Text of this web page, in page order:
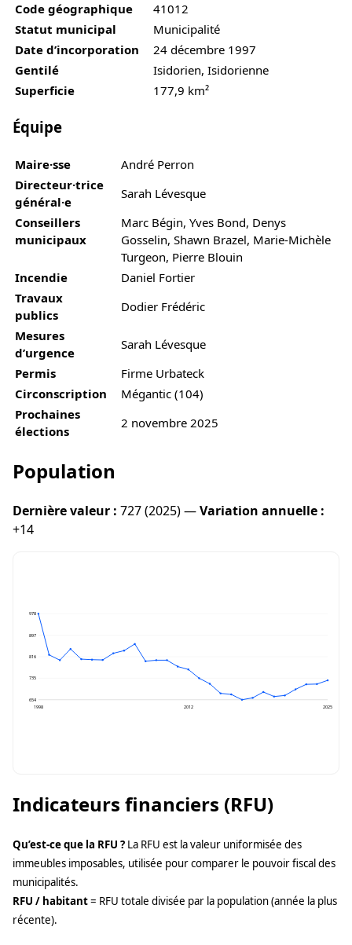
Code géographique
41012
Statut municipal
Municipalité
Date d’incorporation
24 décembre 1997
Gentilé
Isidorien, Isidorienne
Superficie
177,9 km²
Équipe
Maire·sse
André Perron
Directeur·trice
général·e
Sarah Lévesque
Conseillers
municipaux
Marc Bégin, Yves Bond, Denys
Gosselin, Shawn Brazel, Marie-Michèle
Turgeon, Pierre Blouin
Incendie
Daniel Fortier
Travaux
publics
Dodier Frédéric
Mesures
d’urgence
Sarah Lévesque
Permis
Firme Urbateck
Circonscription
Mégantic (104)
Prochaines
élections
2 novembre 2025
Population
Dernière valeur : 727 (2025) —Variation annuelle :
+14
978
897
816
735
654
1998
2012 2025
Indicateurs financiers (RFU)
Qu’est-ce que la RFU ? La RFU est la valeur uniformisée des
immeubles imposables, utilisée pour comparer le pouvoir fiscal des
municipalités.
RFU / habitant= RFU totale divisée par la population (année la plus
récente).